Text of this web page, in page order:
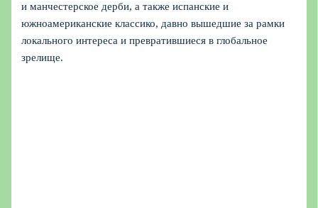
и манчестерское дерби, а также испанские и
южноамериканские классико, давно вышедшие за рамки
локального интереса и превратившиеся в глобальное
зрелище.